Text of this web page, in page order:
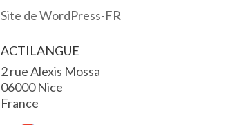
Site de WordPress-FR
ACTILANGUE
2 rue Alexis Mossa
06000 Nice
France